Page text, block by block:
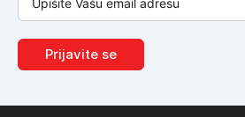
Prijavite se